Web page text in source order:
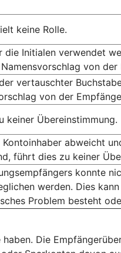
keine Rolle.
die Initialen verwendet
von
vertauschter
von der
keiner Übereinstimmung.
abweicht
führt dies zu keiner
konnte
werden. Dies
Problem besteht
Die